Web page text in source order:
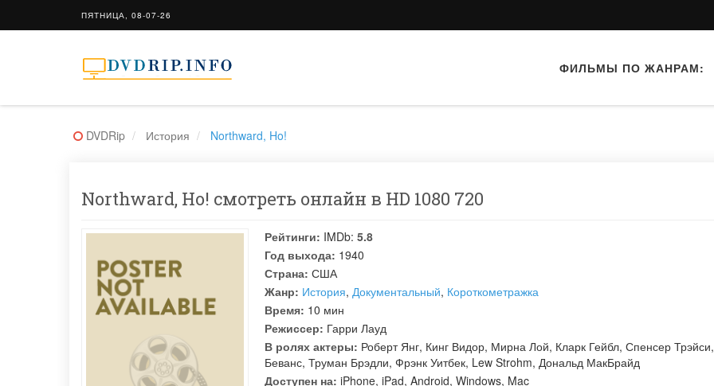
ПЯТНИЦА, 08-07-26
ФИЛЬМЫ ПО ЖАНРАМ:
DVDRip История Northward, Ho!
Northward, Ho! смотреть онлайн в HD 1080 720
Рейтинги: IMDb: 5.8
Год выхода: 1940
Страна: США
Жанр: История, Документальный, Короткометражка
Время: 10 мин
Режиссер: Гарри Лауд
В ролях актеры: Роберт Янг, Кинг Видор, Мирна Лой, Кларк Гейбл, Спенсер Трэйси,
Беванс, Труман Брэдли, Фрэнк Уитбек, Lew Strohm, Дональд МакБрайд
Доступен на: iPhone, iPad, Android, Windows, Mac